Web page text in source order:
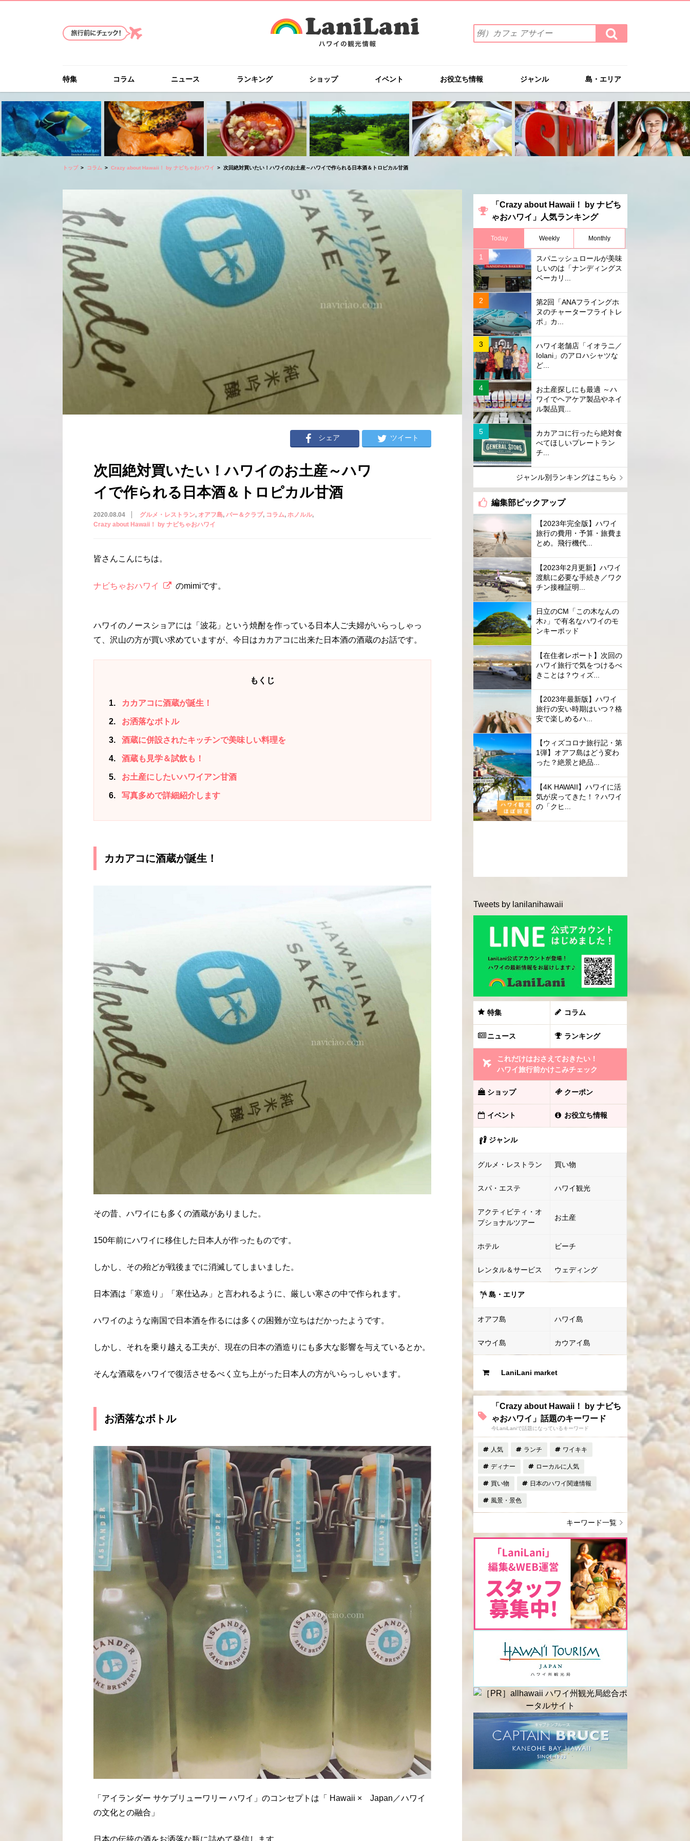
索
ワ
を
入
力
(例）
カ
フ
ェ
イ
ー
検
索
す
特集 コラム ニュース ランキング ショップ イベント お役立ち情報 ジャンル 島・エリア
トップ コラム Crazy about Hawaii！ by ナビちゃおハワイ 次回絶対買いたい！ハワイのお土産～ハワイで作られる日本酒＆トロピカル甘酒
シェア ツイート
次回絶対買いたい！ハワイのお土産～ハワ
イで作られる日本酒＆トロピカル甘酒
2020.08.04 グルメ・レストラン オアフ島 バー＆クラブ コラム ホノルル
Crazy about Hawaii！ by ナビちゃおハワイ
皆さんこんにちは。
ナビちゃおハワイ のmimiです。
ハワイのノースショアには「波花」という焼酎を作っている日本人ご夫婦がいらっしゃっ
て、沢山の方が買い求めていますが、今日はカカアコに出来た日本酒の酒蔵のお話です。
もくじ
1 カカアコに酒蔵が誕生！
2 お洒落なボトル
3 酒蔵に併設されたキッチンで美味しい料理を
4 酒蔵も見学＆試飲も！
5 お土産にしたいハワイアン甘酒
6 写真多めで詳細紹介します
カカアコに酒蔵が誕生！
その昔、ハワイにも多くの酒蔵がありました。
150年前にハワイに移住した日本人が作ったものです。
しかし、その殆どが戦後までに消滅してしまいました。
日本酒は「寒造り」「寒仕込み」と言われるように、厳しい寒さの中で作られます。
ハワイのような南国で日本酒を作るには多くの困難が立ちはだかったようです。
しかし、それを乗り越える工夫が、現在の日本の酒造りにも多大な影響を与えているとか。
そんな酒蔵をハワイで復活させるべく立ち上がった日本人の方がいらっしゃいます。
お洒落なボトル
「アイランダー サケブリューワリー ハワイ」のコンセプトは「 Hawaii × Japan／ハワイ
の文化との融合」
日本の伝統の酒をお洒落な瓶に詰めて発信します。
「Crazy about Hawaii！ by ナビち
ゃおハワイ」人気ランキング
Today Weekly Monthly
スパニッシュロールが美味
しいのは「ナンディングス
ベーカリ...
第2回「ANAフライングホ
ヌのチャーターフライトレ
ポ」カ...
ハワイ老舗店「イオラニ／
Iolani」のアロハシャツな
ど...
お土産探しにも最適 ～ハ
ワイでヘアケア製品やネイ
ル製品買...
カカアコに行ったら絶対食
べてほしいプレートラン
チ...
ジャンル別ランキングはこちら
編集部ピックアップ
【2023年完全版】ハワイ
旅行の費用・予算・旅費ま
とめ。飛行機代...
【2023年2月更新】ハワイ
渡航に必要な手続き／ワク
チン接種証明...
日立のCM「この木なんの
木♪」で有名なハワイのモ
ンキーポッド
【在住者レポート】次回の
ハワイ旅行で気をつけるべ
きことは？ウィズ...
【2023年最新版】ハワイ
旅行の安い時期はいつ？格
安で楽しめるハ...
【ウィズコロナ旅行記・第
1弾】オアフ島はどう変わ
った？絶景と絶品...
【4K HAWAII】ハワイに活
気が戻ってきた！？ハワイ
の「クヒ...
Tweets by lanilanihawaii
特集 コラム
ニュース ランキング
これだけはおさえておきたい！
ハワイ旅行前かけこみチェック
ショップ クーポン
イベント お役立ち情報
ジャンル
グルメ・レストラン 買い物
スパ・エステ ハワイ観光
アクティビティ・オ
プショナルツアー
お土産
ホテル ビーチ
レンタル＆サービス ウェディング
島・エリア
オアフ島 ハワイ島
マウイ島 カウアイ島
LaniLani market
「Crazy about Hawaii！ by ナビち
ゃおハワイ」話題のキーワード
今LaniLaniで話題になっているキーワード
人気 ランチ ワイキキ
ディナー ローカルに人気
買い物 日本のハワイ関連情報
風景・景色
キーワード一覧